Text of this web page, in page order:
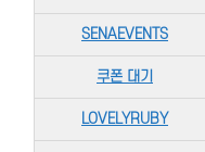
SENAEVENTS
쿠폰 대기
LOVELYRUBY